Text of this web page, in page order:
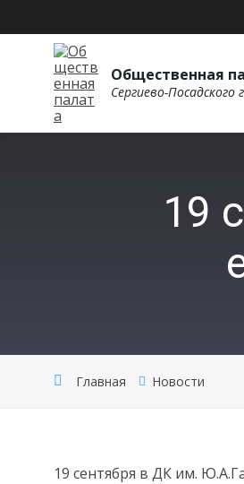
Общественная
Сергиево-Посадского
19
Главная Новости
19 сентября в ДК им.